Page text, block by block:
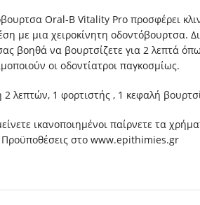
Oral-B Vitality Pro προσφέρει
με μια χειροκίνητη οδοντόβουρτσα.
βοηθά να βουρτσίζετε για 2 λεπτά
οι οδοντίατροι παγκοσμίως.
λεπτών, 1 φορτιστής , 1 κεφαλή
ικανοποιημένοι παίρνετε τα
στο www.epithimies.gr